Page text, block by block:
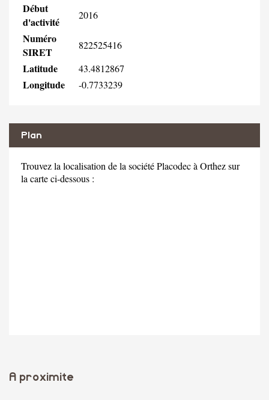
Début
d'activité
2016
Numéro
SIRET
822525416
Latitude 43.4812867
Longitude -0.7733239
Plan
Trouvez la localisation de la société Placodec à Orthez sur
la carte ci-dessous :
A proximite